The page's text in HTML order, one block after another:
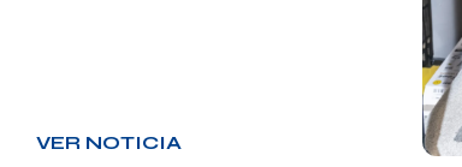
VER NOTICIA